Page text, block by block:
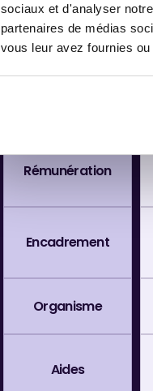
sociaux et d'analyser
partenaires de médias
vous leur avez fournies
Durée
Rémunération
Encadrement
Organisme
Aides